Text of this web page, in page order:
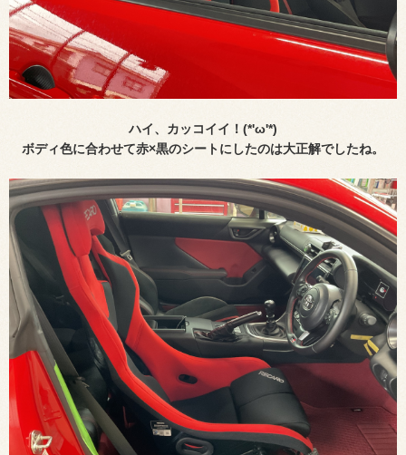
ハイ、カッコイイ！(*'ω'*)
ボディ色に合わせて赤×黒のシートにしたのは大正解でしたね。